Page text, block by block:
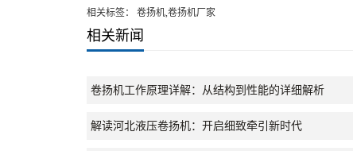
相关标签： 卷扬机,卷扬机厂家
相关新闻
卷扬机工作原理详解：从结构到性能的详细解析
解读河北液压卷扬机：开启细致牵引新时代